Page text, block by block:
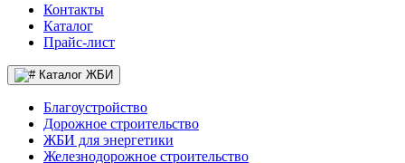
Контакты
Каталог
Прайс-лист
Каталог ЖБИ
Благоустройство
Дорожное строительство
ЖБИ для энергетики
Железнодорожное строительство